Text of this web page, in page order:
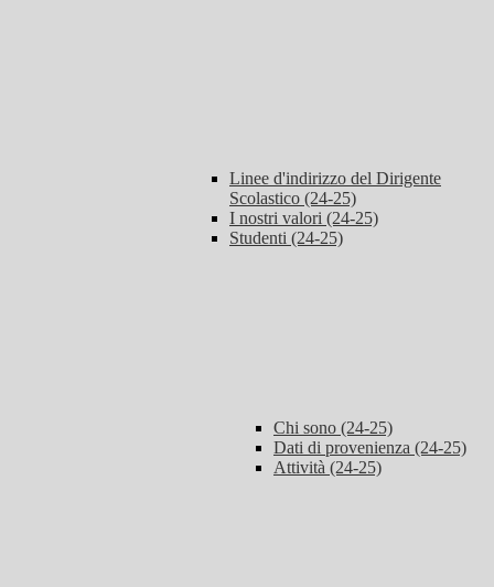
Linee d'indirizzo del Dirigente
Scolastico (24-25)
I nostri valori (24-25)
Studenti (24-25)
Chi sono (24-25)
Dati di provenienza (24-25)
Attività (24-25)